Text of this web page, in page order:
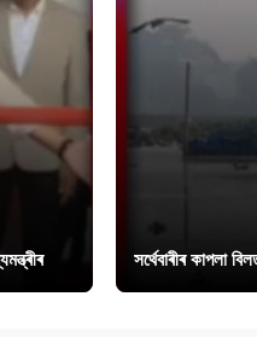
সৰ্থেবাৰীৰ কাপলা